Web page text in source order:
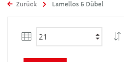
Zurück Lamellos & Dübel